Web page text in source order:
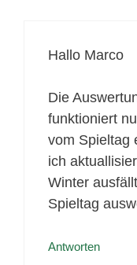
Hallo Marco
Die
funktioniert
vom Spieltag
ich
Winter
Spieltag
Antworten